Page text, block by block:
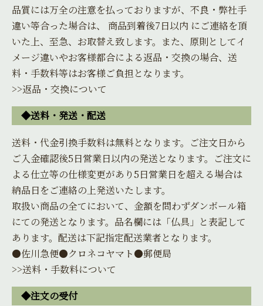
品質には万全の注意を払っておりますが、不良・弊社手
違い等合った場合は、 商品到着後7日以内 にご連絡を頂
いた上、至急、お取替え致します。また、原則としてイ
メージ違いやお客様都合による返品・交換の場合、送
料・手数料等はお客様ご負担となります。
>>返品・交換について
◆送料・発送・配送
送料・代金引換手数料は無料となります。ご注文日から
ご入金確認後5日営業日以内の発送となります。ご注文に
よる仕立等の仕様変更があり5日営業日を超える場合は
納品日をご連絡の上発送いたします。
取扱い商品の全てにおいて、金額を問わずダンボール箱
にての発送となります。品名欄には「仏具」と表記して
あります。配送は下記指定配送業者となります。
●佐川急便●クロネコヤマト●郵便局
>>送料・手数料について
◆注文の受付